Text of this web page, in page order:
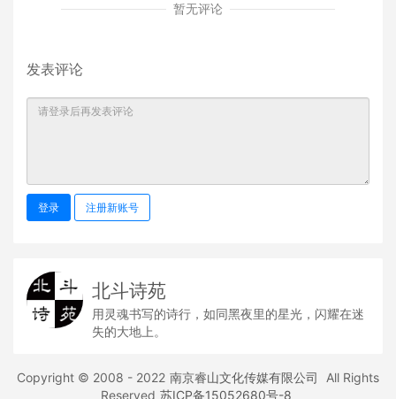
暂无评论
发表评论
登录 注册新账号
北斗诗苑
用灵魂书写的诗行，如同黑夜里的星光，闪耀在迷
失的大地上。
Copyright © 2008 - 2022 南京睿山文化传媒有限公司
All Rights
Reserved 苏ICP备15052680号-8